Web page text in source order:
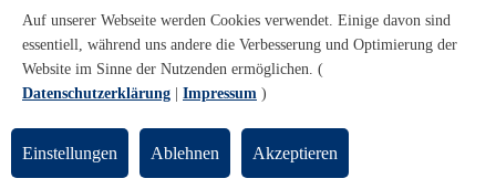
Schülerinnen und Schüler
MINT-Schnupperstudium
Schulklassen
Lehrkräfte
UniTransfer - Servicestelle für Transferaktivitäten
Transfermagazin der Universität Bremen
Auf unserer Webseite werden Cookies verwendet. Einige davon sind
essentiell, während uns andere die Verbesserung und Optimierung der
Website im Sinne der Nutzenden ermöglichen. (
Datenschutzerklärung
Impressum )
Einstellungen Ablehnen Akzeptieren